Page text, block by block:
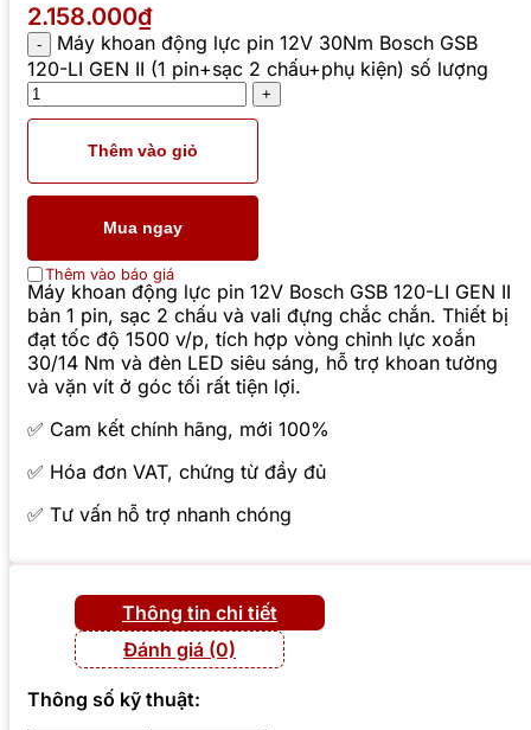
2.158.000₫
Máy khoan động lực pin 12V 30Nm Bosch GSB
120-LI GEN II (1 pin+sạc 2 chấu+phụ kiện) số lượng
Thêm vào giỏ
Mua ngay
Thêm vào báo giá
Máy khoan động lực pin 12V Bosch GSB 120-LI GEN II
bản 1 pin, sạc 2 chấu và vali đựng chắc chắn. Thiết bị
đạt tốc độ 1500 v/p, tích hợp vòng chỉnh lực xoắn
30/14 Nm và đèn LED siêu sáng, hỗ trợ khoan tường
và vặn vít ở góc tối rất tiện lợi.
✅ Cam kết chính hãng, mới 100%
✅ Hóa đơn VAT, chứng từ đầy đủ
✅ Tư vấn hỗ trợ nhanh chóng
Thông tin chi tiết
Đánh giá (0)
Thông số kỹ thuật: